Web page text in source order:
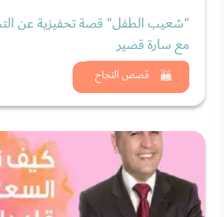
قصص النجاح
"شعيب الطفل" قصة تحفيزية عن
مع سارة قصير
شاهد الان